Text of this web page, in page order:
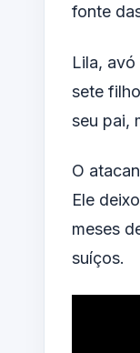
fonte
Lila,
sete
seu pai,
O
Ele
meses
suíços.